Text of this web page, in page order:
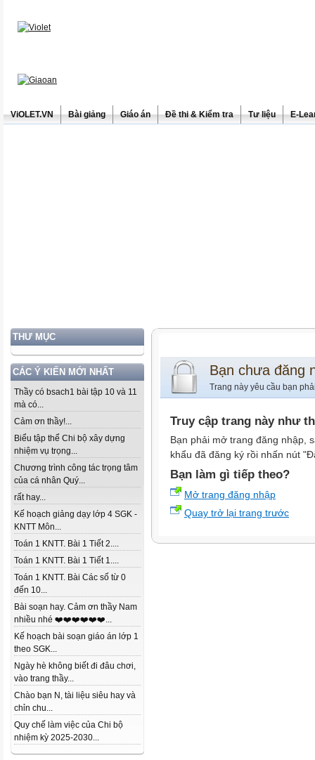
ViOLET.VN Bài giảng Giáo án Đề thi & Kiểm tra Tư liệu E-
THƯ MỤC
CÁC Ý KIẾN MỚI NHẤT
Thầy có bsach1 bài tập 10 và 11
mà có...
Cảm ơn thầy!...
Biểu tập thể Chi bộ xây dựng
nhiệm vụ trọng...
Chương trình công tác trọng tâm
của cá nhân Quý...
rất hay...
Kế hoạch giảng dạy lớp 4 SGK -
KNTT Môn...
Toán 1 KNTT. Bài 1 Tiết 2....
Toán 1 KNTT. Bài 1 Tiết 1....
Toán 1 KNTT. Bài Các số từ 0
đến 10...
Bài soạn hay. Cảm ơn thầy Nam
nhiều nhé ❤️❤️❤️❤️❤️❤️...
Kế hoạch bài soạn giáo án lớp 1
theo SGK...
Ngày hè không biết đi đâu chơi,
vào trang thầy...
Chào bạn N, tài liệu siêu hay và
chỉn chu...
Quy chế làm việc của Chi bộ
nhiệm kỳ 2025-2030...
Bạn chưa đăng
Trang này yêu cầu bạn
Truy cập trang này như
Bạn phải mở trang đăng nhập,
khẩu đã đăng ký rồi nhấn nút
Bạn làm gì tiếp theo?
Mở trang đăng nhập
Quay trở lại trang trước